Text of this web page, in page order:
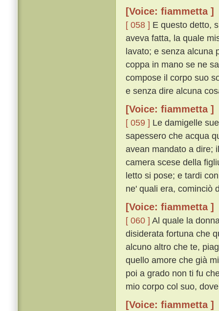
[Voice: fiammetta ]
[ 058 ] E questo detto,
aveva fatta, la quale
lavato; e senza alcuna
coppa in mano se ne
compose il corpo suo
e senza dire alcuna
[Voice: fiammetta ]
[ 059 ] Le damigelle
sapessero che acqua
avean mandato a dire;
camera scese della
letto si pose; e tardi
ne' quali era, cominciò
[Voice: fiammetta ]
[ 060 ] Al quale la
disiderata fortuna che
alcuno altro che te,
quello amore che già
poi a grado non ti fu
mio corpo col suo,
[Voice: fiammetta ]